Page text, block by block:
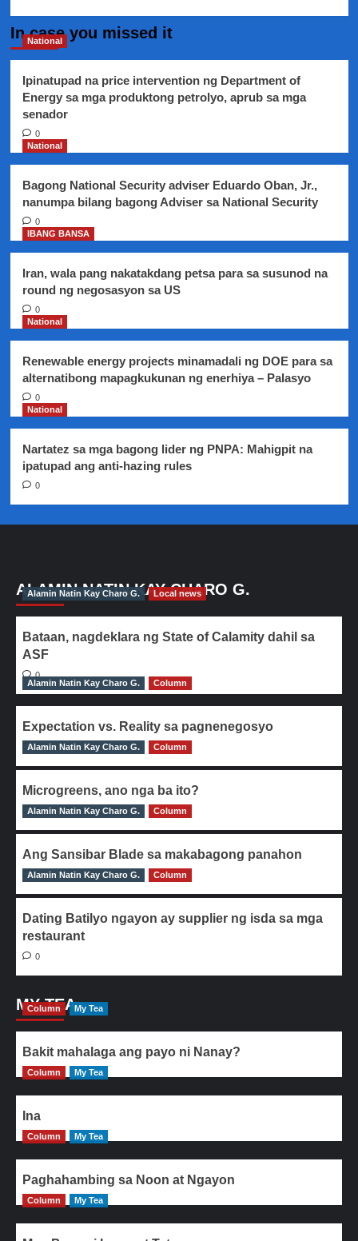
Aklan
nagkamit
ng
In case you missed it
National
Ipinatupad na price intervention ng Department of
Energy sa mga produktong petrolyo, aprub sa mga
senador
0
National
Bagong National Security adviser Eduardo Oban, Jr.,
nanumpa bilang bagong Adviser sa National Security
0
IBANG BANSA
Iran, wala pang nakatakdang petsa para sa susunod na
round ng negosasyon sa US
0
National
Renewable energy projects minamadali ng DOE para sa
alternatibong mapagkukunan ng enerhiya – Palasyo
0
National
Nartatez sa mga bagong lider ng PNPA: Mahigpit na
ipatupad ang anti-hazing rules
0
ALAMIN NATIN KAY CHARO G.
Alamin Natin Kay Charo G. Local news
Bataan, nagdeklara ng State of Calamity dahil sa
ASF
0
Alamin Natin Kay Charo G.
Column
Expectation vs. Reality sa pagnenegosyo
0
Alamin Natin Kay Charo G. Column
Microgreens, ano nga ba ito?
0
Alamin Natin Kay Charo G. Column
Ang Sansibar Blade sa makabagong panahon
0
Alamin Natin Kay Charo G. Column
Dating Batilyo ngayon ay supplier ng isda sa mga
restaurant
0
MY TEA
Column My Tea
Bakit mahalaga ang payo ni Nanay?
Column My Tea
Ina
Column My Tea
Paghahambing sa Noon at Ngayon
Column My Tea